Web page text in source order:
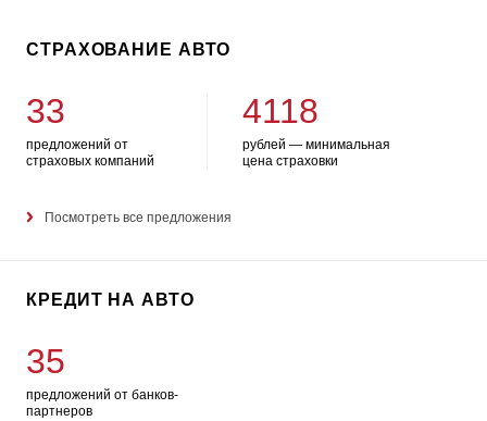
СТРАХОВАНИЕ АВТО
33
предложений от
страховых компаний
4118
рублей — минимальная
цена страховки
Посмотреть все предложения
КРЕДИТ НА АВТО
35
предложений от банков-
партнеров